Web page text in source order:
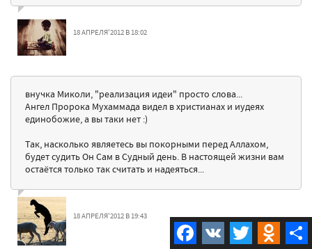
18 АПРЕЛЯ'2012 В 18:02
внучка Миколи, "реализация идеи" просто слова...
Ангел Пророка Мухаммада видел в христианах и иудеях
единобожие, а вы таки нет :)
Так, насколько являетесь вы покорными перед Аллахом,
будет судить Он Сам в Судный день. В настоящей жизни вам
остаётся только так считать и надеяться...
18 АПРЕЛЯ'2012 В 19:43
Facebook
VK Twitter